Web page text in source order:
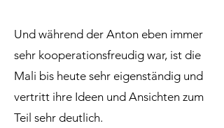
Und während der Anton eben immer
sehr kooperationsfreudig war, ist die
Mali bis heute sehr eigenständig und
vertritt ihre Ideen und Ansichten zum
Teil sehr deutlich.